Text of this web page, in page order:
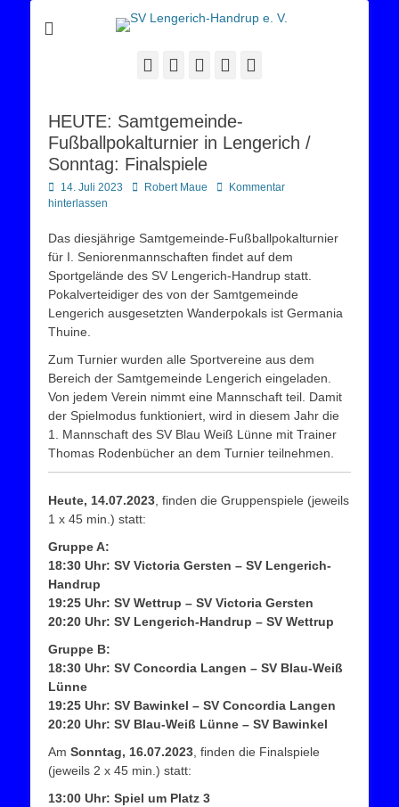
SV Lengerich-
Handrup e. V.
Sportverein Lengerich Handrup
Facebook
Twitter YouTube
HEUTE: Samtgemeinde-
Fußballpokalturnier in Lengerich /
Sonntag: Finalspiele
Posted
on
14. Juli 2023 AutorRobert Maue
Kommentar
hinterlassen
Das diesjährige Samtgemeinde-Fußballpokalturnier
für I. Seniorenmannschaften findet auf dem
Sportgelände des SV Lengerich-Handrup statt.
Pokalverteidiger des von der Samtgemeinde
Lengerich ausgesetzten Wanderpokals ist Germania
Thuine.
Zum Turnier wurden alle Sportvereine aus dem
Bereich der Samtgemeinde Lengerich eingeladen.
Von jedem Verein nimmt eine Mannschaft teil. Damit
der Spielmodus funktioniert, wird in diesem Jahr die
1. Mannschaft des SV Blau Weiß Lünne mit Trainer
Thomas Rodenbücher an dem Turnier teilnehmen.
Heute, 14.07.2023 , finden die Gruppenspiele (jeweils
1 x 45 min.) statt:
Gruppe A:
18:30 Uhr: SV Victoria Gersten – SV Lengerich-
Handrup
19:25 Uhr: SV Wettrup – SV Victoria Gersten
20:20 Uhr: SV Lengerich-Handrup – SV Wettrup
Gruppe B:
18:30 Uhr: SV Concordia Langen – SV Blau-Weiß
Lünne
19:25 Uhr: SV Bawinkel – SV Concordia Langen
20:20 Uhr: SV Blau-Weiß Lünne – SV Bawinkel
Am Sonntag, 16.07.2023 , finden die Finalspiele
(jeweils 2 x 45 min.) statt:
13:00 Uhr: Spiel um Platz 3